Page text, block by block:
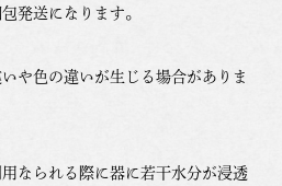
発送になります。
や色の違いが生じる場合がありま
なられる際に器に若干水分が浸透